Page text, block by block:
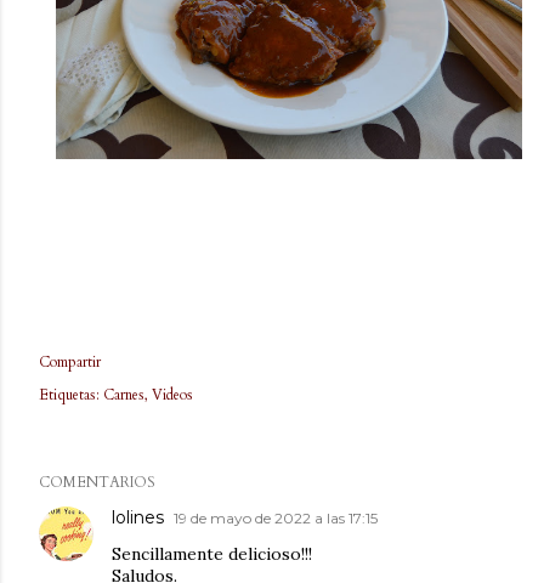
Compartir
Etiquetas: Carnes Videos
COMENTARIOS
lolines 19 de mayo de 2022 a las 17:15
Sencillamente delicioso!!!
Saludos.